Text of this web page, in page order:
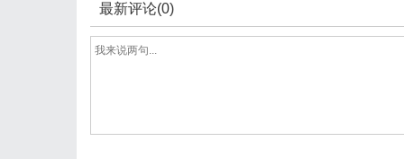
最新评论(0)